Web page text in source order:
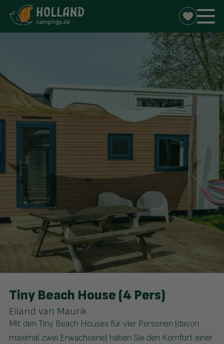
Tiny Beach House (4 Pers)
Eiland van Maurik
Mit den Tiny Beach Houses für vier Personen (davon
maximal zwei Erwachsene) haben Sie den Komfort einer